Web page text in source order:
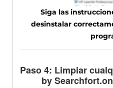
Siga las
desinstalar
Paso 4: Limpiar
by